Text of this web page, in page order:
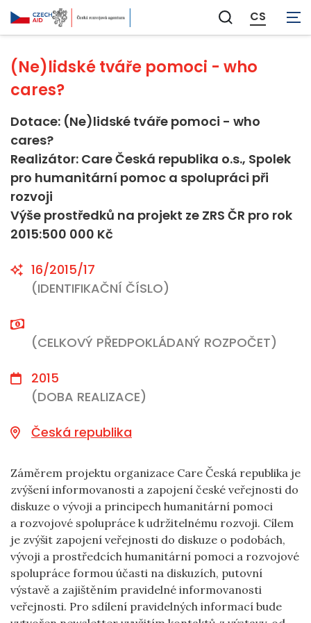
Zobrazit
vyhledávání
CS
Neaplikovatelné
(Ne)lidské tváře pomoci - who
cares?
Dotace: (Ne)lidské tváře pomoci - who
cares?
Realizátor: Care Česká republika o.s., Spolek
pro humanitární pomoc a spolupráci při
rozvoji
Výše prostředků na projekt ze ZRS ČR pro rok
2015:500 000 Kč
16/2015/17
(IDENTIFIKAČNÍ ČÍSLO)
(CELKOVÝ PŘEDPOKLÁDANÝ ROZPOČET)
2015
(DOBA REALIZACE)
Česká republika
Záměrem projektu organizace Care Česká republika je
zvýšení informovanosti a zapojení české veřejnosti do
diskuze o vývoji a principech humanitární pomoci
a rozvojové spolupráce k udržitelnému rozvoji. Cílem
je zvýšit zapojení veřejnosti do diskuze o podobách,
vývoji a prostředcích humanitární pomoci a rozvojové
spolupráce formou účasti na diskuzích, putovní
výstavě a zajištěním pravidelné informovanosti
veřejnosti. Pro sdílení pravidelných informací bude